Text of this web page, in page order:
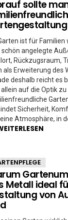
sollte
ist für
schön angelegte
Rückzugsraum,
als Erweiterung des
deshalb reicht es
allein auf die Optik zu
Sicherheit,
Atmosphäre, in
Metall ideal
von